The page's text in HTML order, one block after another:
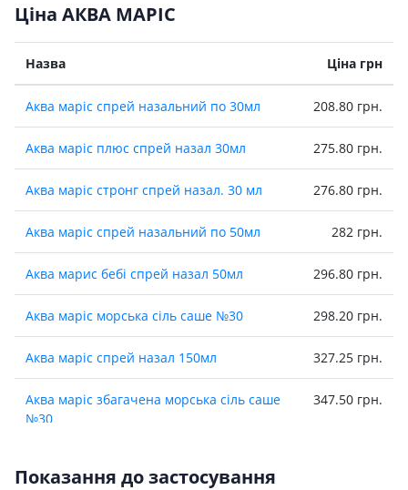
Ціна АКВА МАРІС
Назва Ціна грн
Аква марiс спрей назальний по 30мл 208.80 грн.
Аква марiс плюс спрей назал 30мл 275.80 грн.
Аква марiс стронг спрей назал. 30 мл 276.80 грн.
Аква марiс спрей назальний по 50мл 282 грн.
Аква марис бебі спрей назал 50мл 296.80 грн.
Аква марiс морська сiль саше №30 298.20 грн.
Аква марiс спрей назал 150мл 327.25 грн.
Аква марiс збагачена морська сiль саше
№30
347.50 грн.
Показання до застосування